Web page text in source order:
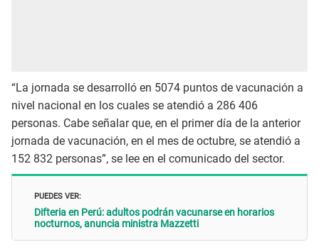
“La jornada se desarrolló en 5074 puntos de vacunación a
nivel nacional en los cuales se atendió a 286 406
personas. Cabe señalar que, en el primer día de la anterior
jornada de vacunación, en el mes de octubre, se atendió a
152 832 personas”, se lee en el comunicado del sector.
PUEDES VER:
Difteria en Perú: adultos podrán vacunarse en horarios
nocturnos, anuncia ministra Mazzetti